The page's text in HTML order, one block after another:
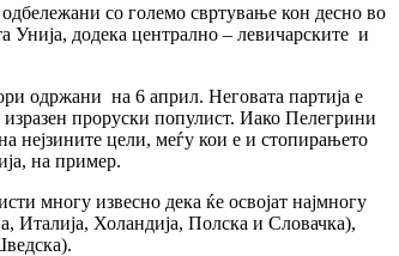
со големо свртување кон десно во
Унија, додека централно – левичарските и
одржани на 6 април. Неговата партија е
проруски популист. Иако Пелегрини
нејзините цели, меѓу кои е и стопирањето
на пример.
многу извесно дека ќе освојат најмногу
Италија, Холандија, Полска и Словачка),